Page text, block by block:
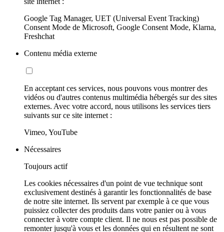
Google Tag Manager, UET (Universal Event Tracking)
Consent Mode de Microsoft, Google Consent Mode, Klarna,
Freshchat
Contenu média externe
En acceptant ces services, nous pouvons vous montrer des
vidéos ou d'autres contenus multimédia hébergés sur des sites
externes. Avec votre accord, nous utilisons les services tiers
suivants sur ce site internet :
Vimeo, YouTube
Nécessaires
Toujours actif
Les cookies nécessaires d'un point de vue technique sont
exclusivement destinés à garantir les fonctionnalités de base
de notre site internet. Ils servent par exemple à ce que vous
puissiez collecter des produits dans votre panier ou à vous
connecter à votre compte client. Il ne nous est pas possible de
remonter jusqu'à vous et les données qui en résultent ne sont